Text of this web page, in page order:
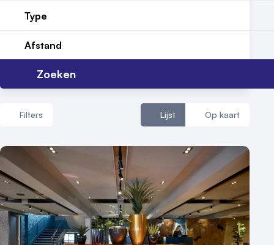
Reviews (5⭐️)
Contact
Type
Afstand
Zoeken
Filters Lijst Op kaart
Aantal zalen
1 - 5 zalen
6 - 10 zalen
10 of meer zalen
Aantal personen